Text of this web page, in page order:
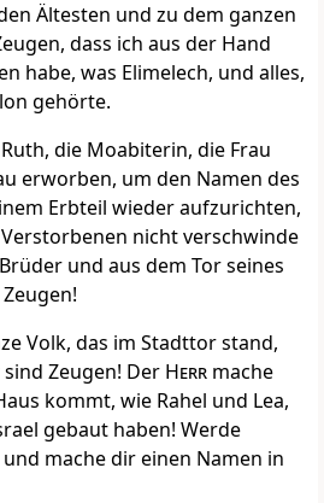
Ältesten und zu dem ganzen
dass ich aus der Hand
habe, was Elimelech, und alles,
gehörte.
die Moabiterin, die Frau
erworben, um den Namen des
Erbteil wieder aufzurichten,
nicht verschwinde
und aus dem Tor seines
Volk, das im Stadttor stand,
Zeugen! Der Herr mache
kommt, wie Rahel und Lea,
gebaut haben! Werde
mache dir einen Namen in